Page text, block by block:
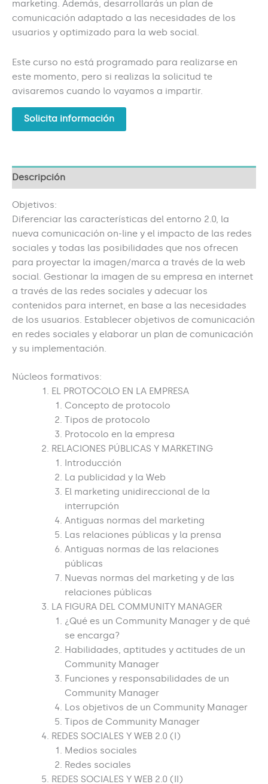
marketing. Además, desarrollarás un plan de
comunicación adaptado a las necesidades de los
usuarios y optimizado para la web social.
Este curso no está programado para realizarse en
este momento, pero si realizas la solicitud te
avisaremos cuando lo vayamos a impartir.
Solicita información
Descripción
Objetivos:
Diferenciar las características del entorno 2.0, la
nueva comunicación on-line y el impacto de las redes
sociales y todas las posibilidades que nos ofrecen
para proyectar la imagen/marca a través de la web
social. Gestionar la imagen de su empresa en internet
a través de las redes sociales y adecuar los
contenidos para internet, en base a las necesidades
de los usuarios. Establecer objetivos de comunicación
en redes sociales y elaborar un plan de comunicación
y su implementación.
Núcleos formativos:
EL PROTOCOLO EN LA EMPRESA
Concepto de protocolo
Tipos de protocolo
Protocolo en la empresa
RELACIONES PÚBLICAS Y MARKETING
Introducción
La publicidad y la Web
El marketing unidireccional de la
interrupción
Antiguas normas del marketing
Las relaciones públicas y la prensa
Antiguas normas de las relaciones
públicas
Nuevas normas del marketing y de las
relaciones públicas
LA FIGURA DEL COMMUNITY MANAGER
¿Qué es un Community Manager y de qué
se encarga?
Habilidades, aptitudes y actitudes de un
Community Manager
Funciones y responsabilidades de un
Community Manager
Los objetivos de un Community Manager
Tipos de Community Manager
REDES SOCIALES Y WEB 2.0 (I)
Medios sociales
Redes sociales
REDES SOCIALES Y WEB 2.0 (II)